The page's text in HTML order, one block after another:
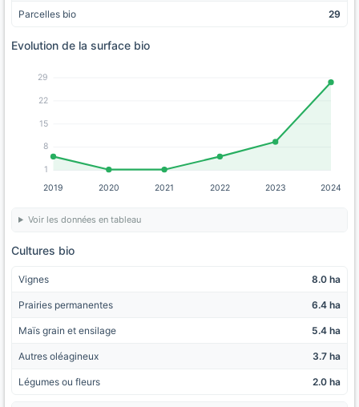
Parcelles bio 29
Evolution de la surface bio
1
8
15
22
29
2019 2020 2021 2022 2023 2024
Voir les données en tableau
Cultures bio
Vignes 8.0 ha
Prairies permanentes 6.4 ha
Maïs grain et ensilage 5.4 ha
Autres oléagineux 3.7 ha
Légumes ou fleurs 2.0 ha